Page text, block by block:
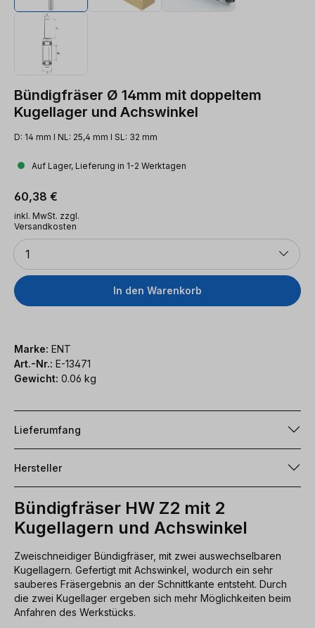
Bündigfräser Ø 14mm mit doppeltem
Kugellager und Achswinkel
D: 14 mm l NL: 25,4 mm l SL: 32 mm
Auf Lager, Lieferung in 1-2 Werktagen
Regulärer Preis:
60,38 €
inkl. MwSt. zzgl.
Versandkosten
Anzahl
1
In den Warenkorb
Marke: ENT
Art.-Nr.: E-13471
Gewicht: 0.06 kg
Lieferumfang
Hersteller
Bündigfräser HW Z2 mit 2
Kugellagern und Achswinkel
Zweischneidiger Bündigfräser, mit zwei auswechselbaren
Kugellagern. Gefertigt mit Achswinkel, wodurch ein sehr
sauberes Fräsergebnis an der Schnittkante entsteht. Durch
die zwei Kugellager ergeben sich mehr Möglichkeiten beim
Anfahren des Werkstücks.